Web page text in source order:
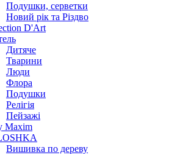
Подушки, серветки
Новий рік та Різдво
D'Art
Дитяче
Тварини
Люди
Флора
Подушки
Релігія
Пейзажі
Maxim
Вишивка по дереву